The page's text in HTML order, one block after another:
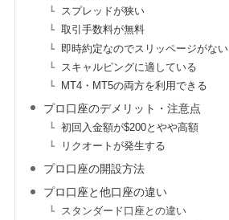
スプレッドが狭い
取引手数料が無料
即時約定なのでスリッページがない
スキャルピングに適している
MT4・MT5の両方を利用できる
プロ口座のデメリット・注意点
初回入金額が$200とやや高額
リクオートが発生する
プロ口座の開設方法
プロ口座と他口座の違い
スタンダード口座との違い